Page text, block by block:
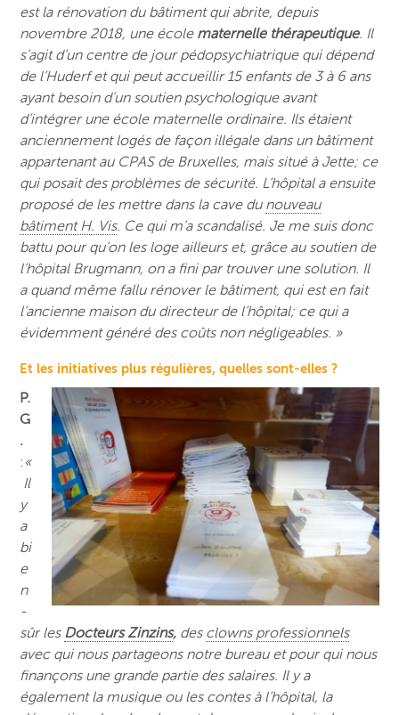
est la rénovation du bâtiment qui abrite, depuis
novembre 2018, une école maternelle thérapeutique. Il
s’agit d’un centre de jour pédopsychiatrique qui dépend
de l’Huderf et qui peut accueillir 15 enfants de 3 à 6 ans
ayant besoin d’un soutien psychologique avant
d’intégrer une école maternelle ordinaire. Ils étaient
anciennement logés de façon illégale dans un bâtiment
appartenant au CPAS de Bruxelles, mais situé à Jette; ce
qui posait des problèmes de sécurité. L’hôpital a ensuite
proposé de les mettre dans la cave du nouveau
bâtiment H. Vis. Ce qui m’a scandalisé. Je me suis donc
battu pour qu’on les loge ailleurs et, grâce au soutien de
l’hôpital Brugmann, on a fini par trouver une solution. Il
a quand même fallu rénover le bâtiment, qui est en fait
l’ancienne maison du directeur de l’hôpital; ce qui a
évidemment généré des coûts non négligeables. »
Et les initiatives plus régulières, quelles sont-elles ?
P.
G
.
: «
Il
y
a
bi
e
n
-
sûr les Docteurs Zinzins, des clowns professionnels
avec qui nous partageons notre bureau et pour qui nous
finançons une grande partie des salaires. Il y a
également la musique ou les contes à l’hôpital, la